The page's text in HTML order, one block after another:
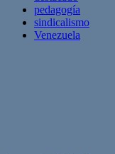
pedagogía
sindicalismo
Venezuela